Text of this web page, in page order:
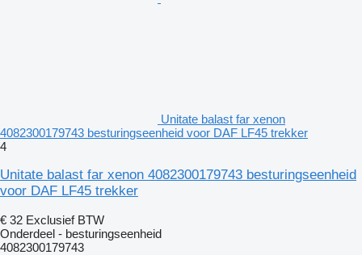
Unitate balast far xenon
4082300179743 besturingseenheid voor DAF LF45 trekker
4
Unitate balast far xenon 4082300179743 besturingseenheid
voor DAF LF45 trekker
€ 32 Exclusief BTW
Onderdeel - besturingseenheid
4082300179743